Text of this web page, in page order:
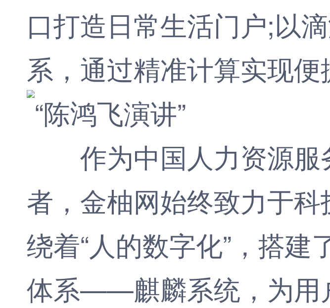
口打造日常生活门户;以
系，通过精准计算实现便
作为中国人力资源服
者，金柚网始终致力于
绕着“人的数字化”，搭
体系——麒麟系统，为用